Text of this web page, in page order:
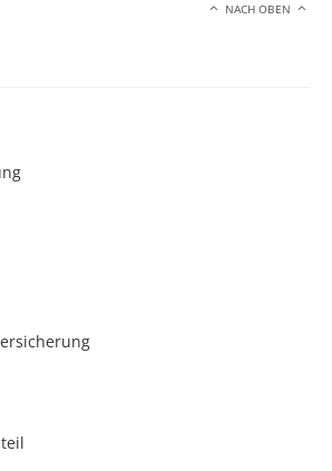
NACH OBEN